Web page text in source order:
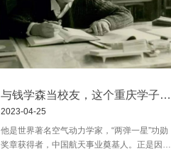
与钱学森当校友，这个重庆学子进
入世界第一的数学专业
2023-04-25
他是世界著名空气动力学家，“两弹一星”功勋
奖章获得者，中国航天事业奠基人。正是因为